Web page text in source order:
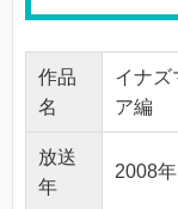
作品
名
イナズ
ア編
放送
年
2008年